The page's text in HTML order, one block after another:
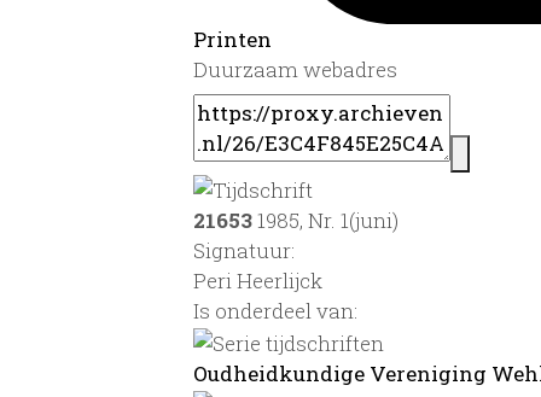
Printen
Duurzaam webadres
216531985, Nr. 1(juni)
Signatuur:
Peri Heerlijck
Is onderdeel van:
Oudheidkundige Vereniging